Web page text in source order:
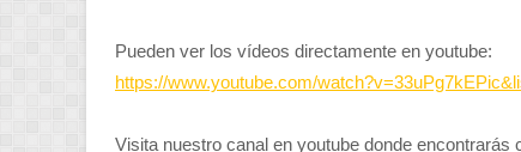
Pueden ver los vídeos directamente en youtube:
https://www.youtube.com/
Visita nuestro canal en youtube donde